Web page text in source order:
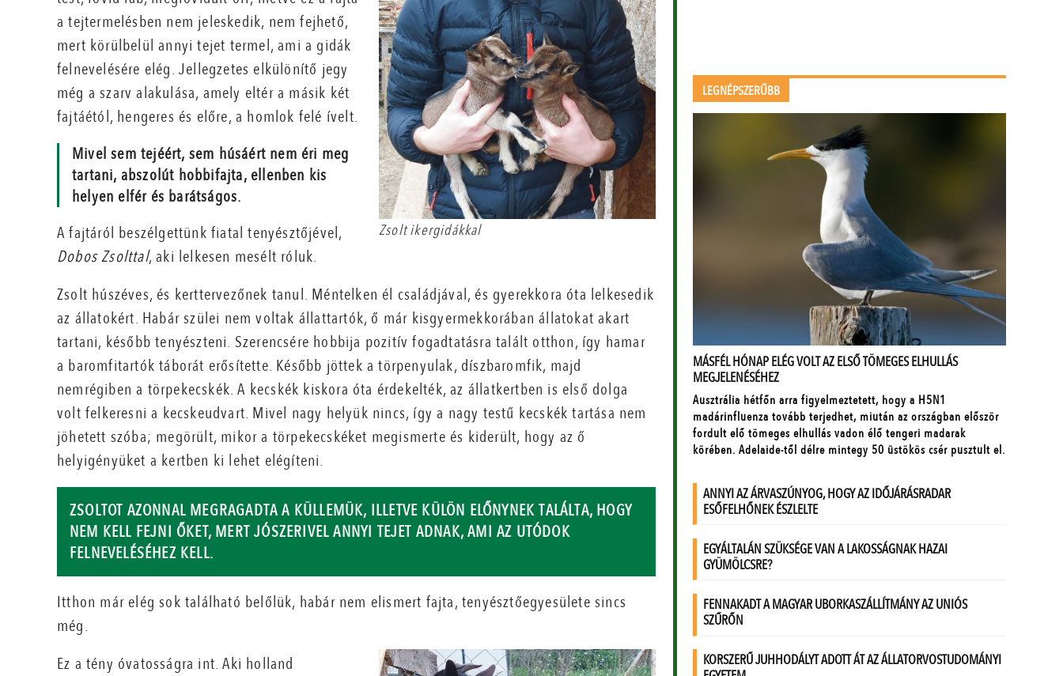
Zsolt ikergidákkal
a tejtermelésben nem jeleskedik, nem fejhető,
mert körülbelül annyi tejet termel, ami a gidák
felnevelésére elég. Jellegzetes elkülönítő jegy
még a szarv alakulása, amely eltér a másik két
fajtáétól, hengeres és előre, a homlok felé ívelt.
Mivel sem tejéért, sem húsáért nem éri meg
tartani, abszolút hobbifajta, ellenben kis
helyen elfér és barátságos.
A fajtáról beszélgettünk fiatal tenyésztőjével,
Dobos Zsolttal, aki lelkesen mesélt róluk.
Zsolt húszéves, és kerttervezőnek tanul. Méntelken él családjával, és gyerekkora óta lelkesedik
az állatokért. Habár szülei nem voltak állattartók, ő már kisgyermekkorában állatokat akart
tartani, később tenyészteni. Szerencsére hobbija pozitív fogadtatásra talált otthon, így hamar
a baromfitartók táborát erősítette. Később jöttek a törpenyulak, díszbaromfik, majd
nemrégiben a törpekecskék. A kecskék kiskora óta érdekelték, az állatkertben is első dolga
volt felkeresni a kecskeudvart. Mivel nagy helyük nincs, így a nagy testű kecskék tartása nem
jöhetett szóba; megörült, mikor a törpekecskéket megismerte és kiderült, hogy az ő
helyigényüket a kertben ki lehet elégíteni.
ZSOLTOT AZONNAL MEGRAGADTA A KÜLLEMÜK, ILLETVE KÜLÖN ELŐNYNEK TALÁLTA, HOGY
NEM KELL FEJNI ŐKET, MERT JÓSZERIVEL ANNYI TEJET ADNAK, AMI AZ UTÓDOK
FELNEVELÉSÉHEZ KELL.
Itthon már elég sok található belőlük, habár nem elismert fajta, tenyésztőegyesülete sincs
még.
Ez a tény óvatosságra int. Aki holland
LEGNÉPSZERŰBB